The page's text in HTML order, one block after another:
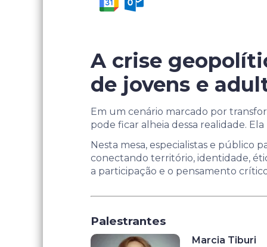
A crise
de jovens e
Em um cenário marcado por
pode ficar alheia dessa realidade.
Nesta mesa, especialistas e público
conectando território, identidade,
a participação e o pensamento
Palestrantes
Marcia Tiburi